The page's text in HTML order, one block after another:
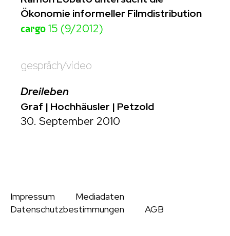
Ökonomie informeller Filmdistribution
cargo 15 (9/2012)
gespräch/video
Dreileben
Graf | Hochhäusler | Petzold
30. September 2010
Impressum
Mediadaten
Datenschutzbestimmungen
AGB